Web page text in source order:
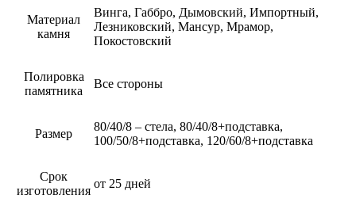
Материал
камня
Винга, Габбро, Дымовский, Импортный,
Лезниковский, Мансур, Мрамор,
Покостовский
Полировка
памятника
Все стороны
Размер
80/40/8 – стела, 80/40/8+подставка,
100/50/8+подставка, 120/60/8+подставка
Срок
изготовления
от 25 дней